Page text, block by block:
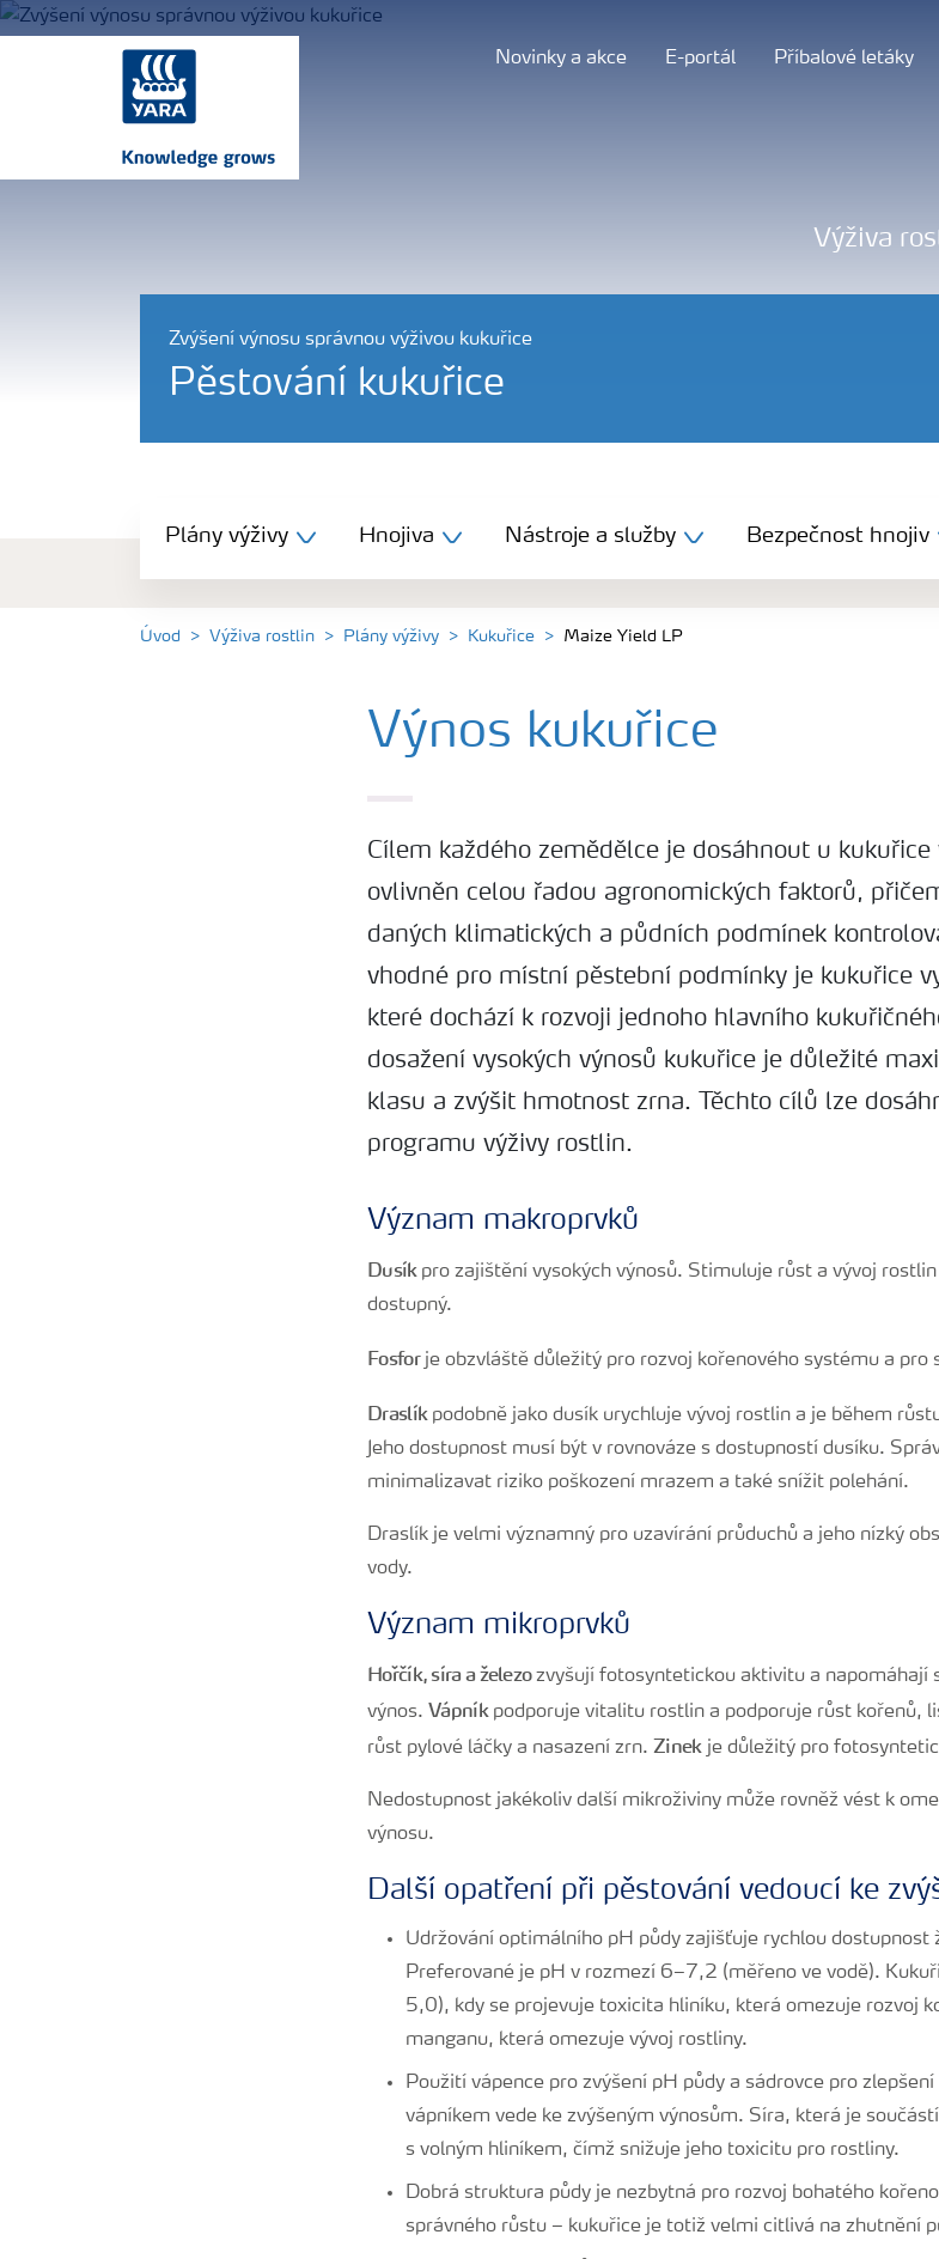
Novinky a akce E-portál Příbalové letáky
Výživa
Zvýšení výnosu správnou výživou kukuřice
Pěstování kukuřice
Nástroje a služby
Plány výživy Hnojiva Nástroje a služby Bezpečnost hnojiv
Úvod Výživa rostlin Plány výživy Kukuřice Maize Yield LP
Výnos kukuřice
Cílem každého zemědělce je dosáhnout u
ovlivněn celou řadou agronomických faktorů,
daných klimatických a půdních podmínek
vhodné pro místní pěstební podmínky je kukuřice
které dochází k rozvoji jednoho hlavního
dosažení vysokých výnosů kukuřice je důležité
klasu a zvýšit hmotnost zrna. Těchto cílů lze
programu výživy rostlin.
Význam makroprvků
Dusík pro zajištění vysokých výnosů. Stimuluje růst a vývoj
dostupný.
Fosforje obzvláště důležitý pro rozvoj kořenového systému a pro
Draslíkpodobně jako dusík urychluje vývoj rostlin a je během
Jeho dostupnost musí být v rovnováze s dostupností dusíku.
minimalizavat riziko poškození mrazem a také snížit polehání.
Draslík je velmi významný pro uzavírání průduchů a jeho nízký
vody.
Význam mikroprvků
Hořčík, síra a železozvyšují fotosyntetickou aktivitu a napomáhají
výnos. Vápníkpodporuje vitalitu rostlin a podporuje růst kořenů,
růst pylové láčky a nasazení zrn. Zinekje důležitý pro
Nedostupnost jakékoliv další mikroživiny může rovněž vést k
výnosu.
Další opatření při pěstování vedoucí ke
Udržování optimálního pH půdy zajišťuje rychlou dostupnost
Preferované je pH v rozmezí 6–7,2 (měřeno ve vodě).
5,0), kdy se projevuje toxicita hliníku, která omezuje rozvoj
manganu, která omezuje vývoj rostliny.
Použití vápence pro zvýšení pH půdy a sádrovce pro
vápníkem vede ke zvýšeným výnosům. Síra, která je
s volným hliníkem, čímž snižuje jeho toxicitu pro rostliny.
Dobrá struktura půdy je nezbytná pro rozvoj bohatého
správného růstu – kukuřice je totiž velmi citlivá na zhutnění